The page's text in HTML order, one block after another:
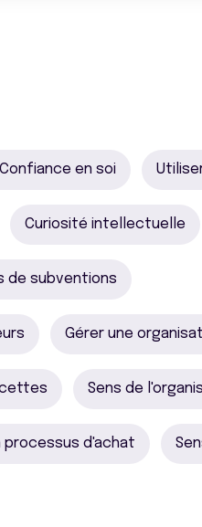
en soi
Curiosité intellectuelle
de subventions
Gérer une
Sens de
processus d'achat